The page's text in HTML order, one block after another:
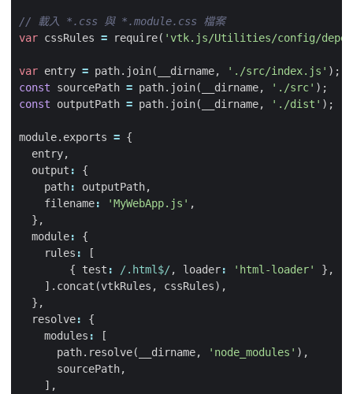
var cssRules = require( 'vtk.js/Utilities/config/
var entry = path. join( __dirname, './src/index.js' );
const
sourcePath = path. join( __dirname, './src' );
const
outputPath = path. join( __dirname, './dist' );
module. exports = {
entry,
output :
{
path: outputPath,
filename: 'MyWebApp.js' ,
},
module:
{
rules :
[
{
test : /.html$/, loader: 'html-loader'
},
]. concat (vtkRules , cssRules),
},
resolve:
{
modules :
[
path. resolve( __dirname, 'node_modules' ),
sourcePath,
],